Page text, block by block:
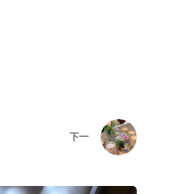
下一